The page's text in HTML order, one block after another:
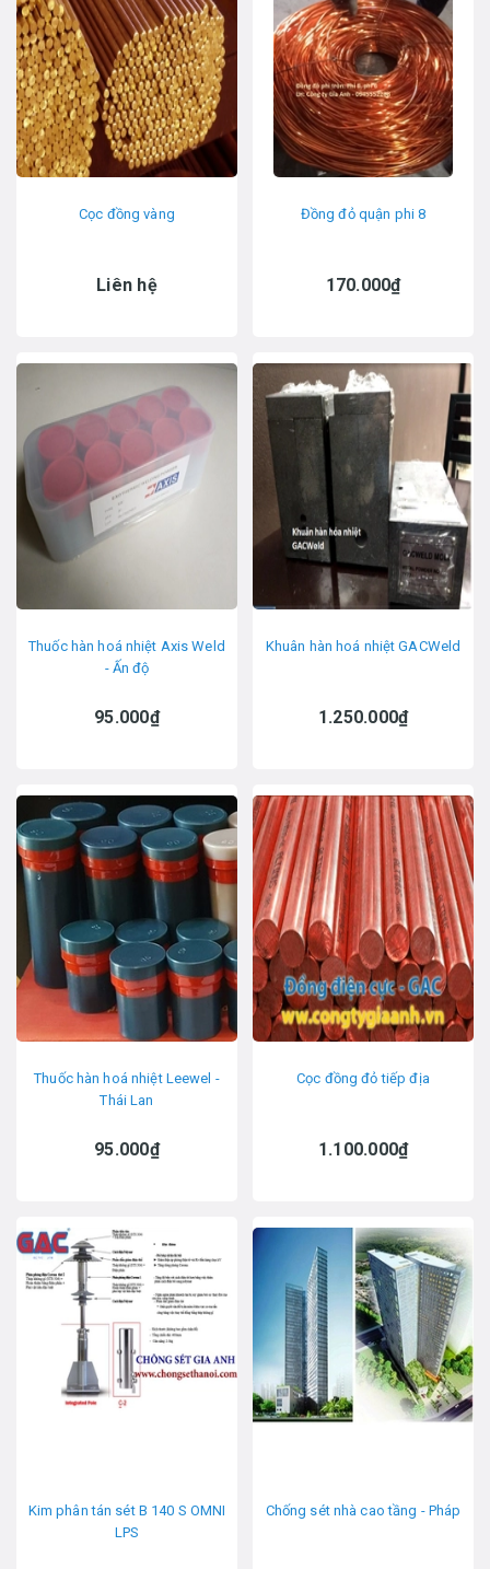
Cọc đồng vàng
Liên hệ
Đồng đỏ quận phi 8
170.000₫
Thuốc hàn hoá nhiệt Axis Weld
- Ấn độ
95.000₫
Khuân hàn hoá nhiệt GACWeld
1.250.000₫
Thuốc hàn hoá nhiệt Leewel -
Thái Lan
95.000₫
Cọc đồng đỏ tiếp địa
1.100.000₫
Kim phân tán sét B 140 S OMNI
LPS
Chống sét nhà cao tầng - Pháp